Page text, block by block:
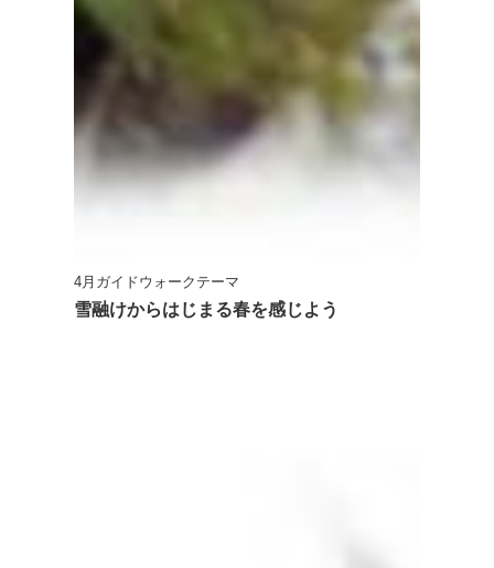
4月ガイドウォークテーマ
雪融けからはじまる春を感じよう